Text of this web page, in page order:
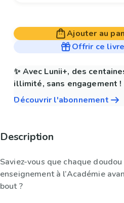
Ajouter au
Offrir ce livre
✨ Avec Lunii+, des
illimité, sans engagement !
Découvrir l'abonnement
Description
Saviez-vous que chaque
enseignement à l’Académie
bout ?